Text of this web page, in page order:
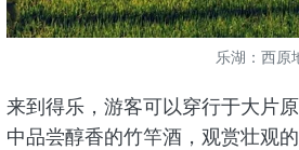
乐湖：西原
来到得乐，游客可以穿行于大片
中品尝醇香的竹竿酒，观赏壮观